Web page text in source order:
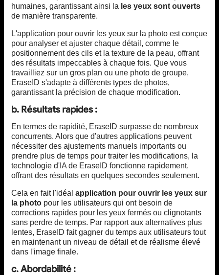
humaines, garantissant ainsi la les yeux sont ouverts
de manière transparente.
L'application pour ouvrir les yeux sur la photo est conçue
pour analyser et ajuster chaque détail, comme le
positionnement des cils et la texture de la peau, offrant
des résultats impeccables à chaque fois. Que vous
travailliez sur un gros plan ou une photo de groupe,
EraseID s'adapte à différents types de photos,
garantissant la précision de chaque modification.
b. Résultats rapides :
En termes de rapidité, EraseID surpasse de nombreux
concurrents. Alors que d'autres applications peuvent
nécessiter des ajustements manuels importants ou
prendre plus de temps pour traiter les modifications, la
technologie d'IA de EraseID fonctionne rapidement,
offrant des résultats en quelques secondes seulement.
Cela en fait l'idéal application pour ouvrir les yeux sur
la photo pour les utilisateurs qui ont besoin de
corrections rapides pour les yeux fermés ou clignotants
sans perdre de temps. Par rapport aux alternatives plus
lentes, EraseID fait gagner du temps aux utilisateurs tout
en maintenant un niveau de détail et de réalisme élevé
dans l'image finale.
c. Abordabilité :